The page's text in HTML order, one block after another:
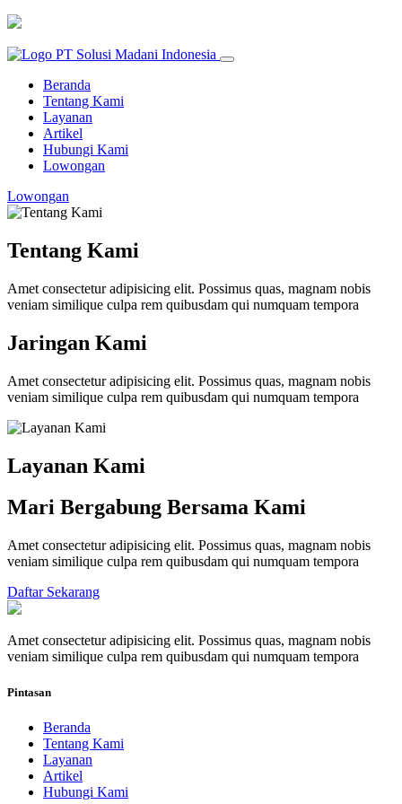
Beranda
Tentang Kami
Layanan
Artikel
Hubungi Kami
Lowongan
Lowongan
Tentang Kami
Amet consectetur adipisicing elit. Possimus quas, magnam nobis
veniam similique culpa rem quibusdam qui numquam tempora
Jaringan Kami
Amet consectetur adipisicing elit. Possimus quas, magnam nobis
veniam similique culpa rem quibusdam qui numquam tempora
Layanan Kami
Mari Bergabung Bersama Kami
Amet consectetur adipisicing elit. Possimus quas, magnam nobis
veniam similique culpa rem quibusdam qui numquam tempora
Daftar Sekarang
Amet consectetur adipisicing elit. Possimus quas, magnam nobis
veniam similique culpa rem quibusdam qui numquam tempora
Pintasan
Beranda
Tentang Kami
Layanan
Artikel
Hubungi Kami